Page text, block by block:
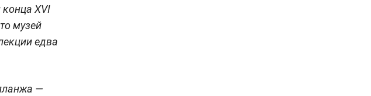
XVI
музей
едва
—